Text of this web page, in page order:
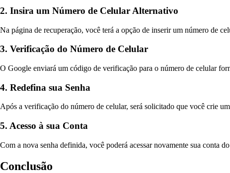
2. Insira um Número de Celular Alternativo
Na página de recuperação, você terá a opção de inserir um número de
3. Verificação do Número de Celular
O Google enviará um código de verificação para o número de celular
4. Redefina sua Senha
Após a verificação do número de celular, será solicitado que você crie
5. Acesso à sua Conta
Com a nova senha definida, você poderá acessar novamente sua conta
Conclusão